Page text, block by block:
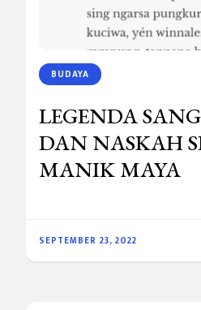
BUDAYA
LEGENDA
DAN NASKAH
MANIK MAYA
SEPTEMBER 23, 2022